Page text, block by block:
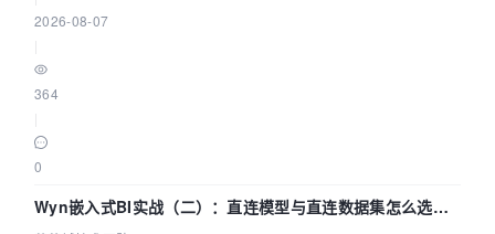
2026-08-07
364
0
Wyn嵌入式BI实战（二）：直连模型与直连数据集怎么选，